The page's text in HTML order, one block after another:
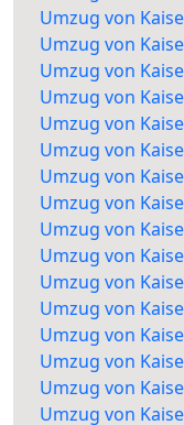
Umzug von
Umzug von
Umzug von
Umzug von
Umzug von
Umzug von
Umzug von
Umzug von
Umzug von
Umzug von
Umzug von
Umzug von
Umzug von
Umzug von
Umzug von
Umzug von